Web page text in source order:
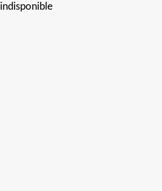
indisponible